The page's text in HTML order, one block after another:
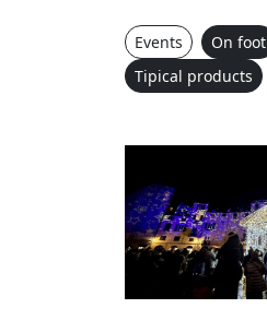
Events On foot
Tipical products